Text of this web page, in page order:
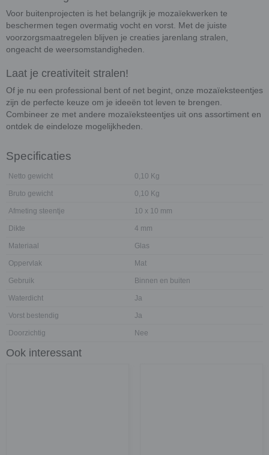
Voor buitenprojecten is het belangrijk je mozaïekwerken te
beschermen tegen overmatig vocht en vorst. Met de juiste
voorzorgsmaatregelen blijven je creaties jarenlang stralen,
ongeacht de weersomstandigheden.
Laat je creativiteit stralen!
Of je nu een professional bent of net begint, onze mozaïeksteentjes
zijn de perfecte keuze om je ideeën tot leven te brengen.
Combineer ze met andere mozaïeksteentjes uit ons assortiment en
ontdek de eindeloze mogelijkheden.
Specificaties
Netto gewicht 0,10 Kg
Bruto gewicht 0,10 Kg
Afmeting steentje 10 x 10 mm
Dikte 4 mm
Materiaal Glas
Oppervlak Mat
Gebruik Binnen en buiten
Waterdicht Ja
Vorst bestendig Ja
Doorzichtig Nee
Ook interessant